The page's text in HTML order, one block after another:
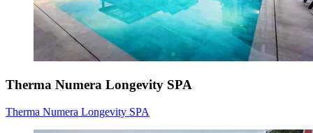
Therma Numera Longevity SPA
Therma Numera Longevity SPA